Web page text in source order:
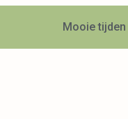
Mooie tijden